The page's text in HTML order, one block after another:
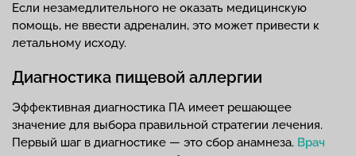
Если незамедлительного не оказать медицинскую
помощь, не ввести адреналин, это может привести к
летальному исходу.
Диагностика пищевой аллергии
Эффективная диагностика ПА имеет решающее
значение для выбора правильной стратегии лечения.
Первый шаг в диагностике — это сбор анамнеза. Врач